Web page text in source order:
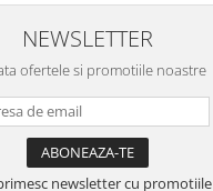
NEWSLETTER
ofertele si promotiile noastre
newsletter cu promotiile